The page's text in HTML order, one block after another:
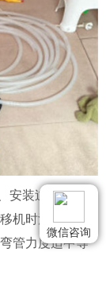
安装过程中，，
机时注意把握
管力度适中等
微信咨询